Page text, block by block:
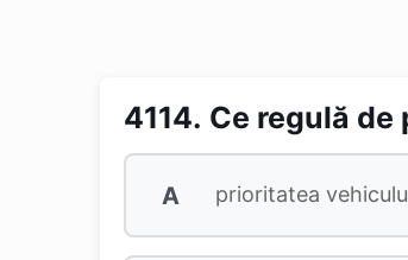
4114. Ce regulă
A prioritatea